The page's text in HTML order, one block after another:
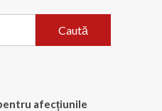
Caută
afecțiunile